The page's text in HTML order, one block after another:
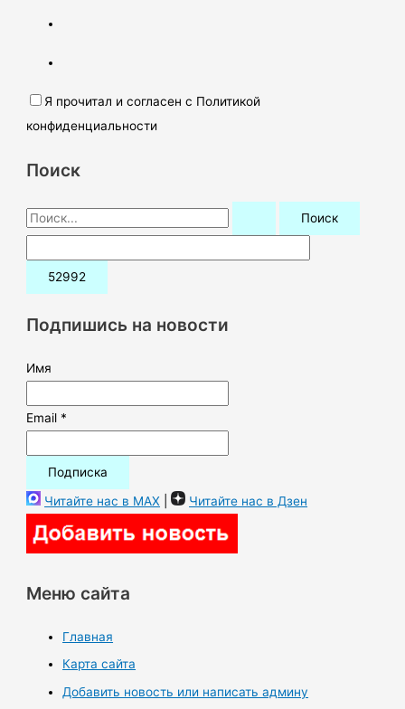
Я прочитал и согласен с Политикой
конфиденциальности
Поиск
П
о
и
:Подпишись на новости
Имя
Email *
Читайте нас в MAX | Читайте нас в Дзен
Меню сайта
Главная
Карта сайта
Добавить новость или написать админу